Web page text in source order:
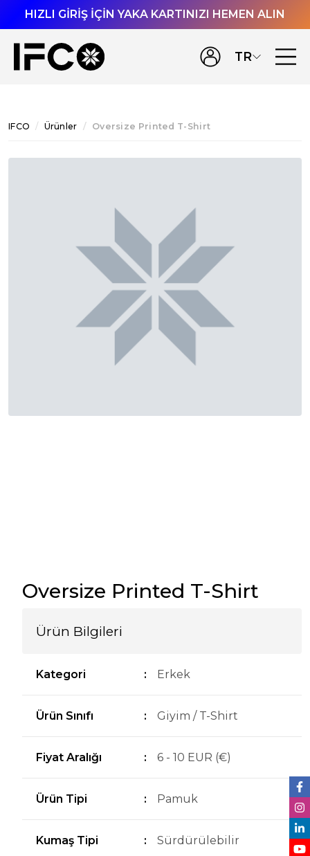
HIZLI GİRİŞ İÇİN YAKA KARTINIZI HEMEN ALIN
TR
IFCO Ürünler Oversize Printed T-Shirt
Oversize Printed T-Shirt
Ürün Bilgileri
Kategori : Erkek
Ürün Sınıfı : Giyim / T-Shirt
Fiyat Aralığı : 6 - 10 EUR (€)
Ürün Tipi : Pamuk
Kumaş Tipi : Sürdürülebilir